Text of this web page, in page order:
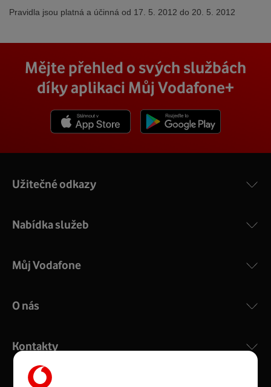
Pravidla jsou platná a účinná od 17. 5. 2012 do 20. 5. 2012
Mějte přehled o svých službách
díky aplikaci Můj Vodafone+
Užitečné odkazy
Nabídka služeb
Můj Vodafone
O nás
Kontakty